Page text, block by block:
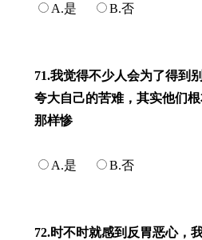
A.是 B.否
71.我觉得不少人会为了得到
夸大自己的苦难，其实他们
那样惨
A.是 B.否
72.时不时就感到反胃恶心，